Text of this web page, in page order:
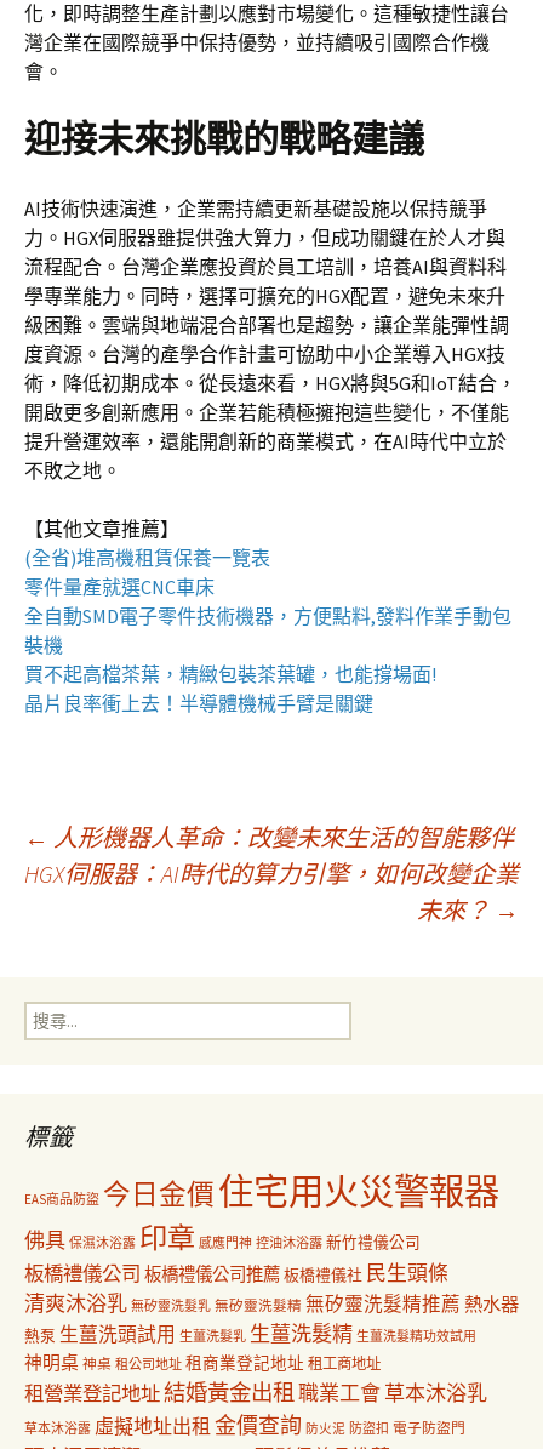
化，即時調整生產計劃以應對市場變化。這種敏捷性讓台
灣企業在國際競爭中保持優勢，並持續吸引國際合作機
會。
迎接未來挑戰的戰略建議
AI技術快速演進，企業需持續更新基礎設施以保持競爭
力。HGX伺服器雖提供強大算力，但成功關鍵在於人才與
流程配合。台灣企業應投資於員工培訓，培養AI與資料科
學專業能力。同時，選擇可擴充的HGX配置，避免未來升
級困難。雲端與地端混合部署也是趨勢，讓企業能彈性調
度資源。台灣的產學合作計畫可協助中小企業導入HGX技
術，降低初期成本。從長遠來看，HGX將與5G和IoT結合，
開啟更多創新應用。企業若能積極擁抱這些變化，不僅能
提升營運效率，還能開創新的商業模式，在AI時代中立於
不敗之地。
【其他文章推薦】
(全省)堆高機租賃保養一覽表
零件量產就選CNC車床
全自動SMD電子零件技術機器 ，方便點料,發料作業手動包
裝機
買不起高檔茶葉，精緻包裝茶葉罐 ，也能撐場面!
晶片良率衝上去！ 半導體機械手臂是關鍵
文
導
← 人形機器人革命：改變未來生活的智能夥伴
HGX伺服器：AI時代的算力引擎，如何改變企業
未來？ →
搜
尋
標籤
EAS商品防盜 今日金價住宅用火災警報器
佛具 保濕沐浴露 印章 感應門神 控油沐浴露 新竹禮儀公司
板橋禮儀公司 板橋禮儀公司推薦板橋禮儀社 民生頭條
清爽沐浴乳 無矽靈洗髮乳 無矽靈洗髮精 無矽靈洗髮精推薦 熱水器
熱泵 生薑洗頭試用 生薑洗髮乳 生薑洗髮精 生薑洗髮精功效試用
神明桌 神桌 租公司地址 租商業登記地址 租工商地址
租營業登記地址結婚黃金出租職業工會草本沐浴乳
草本沐浴露 虛擬地址出租 金價查詢 防火泥 防盜扣 電子防盜門